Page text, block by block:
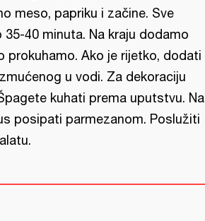
meso, papriku i začine. Sve
35-40 minuta. Na kraju dodamo
prokuhamo. Ako je rijetko, dodati
u vodi. Za dekoraciju
kuhati prema uputstvu. Na
posipati parmezanom. Poslužiti